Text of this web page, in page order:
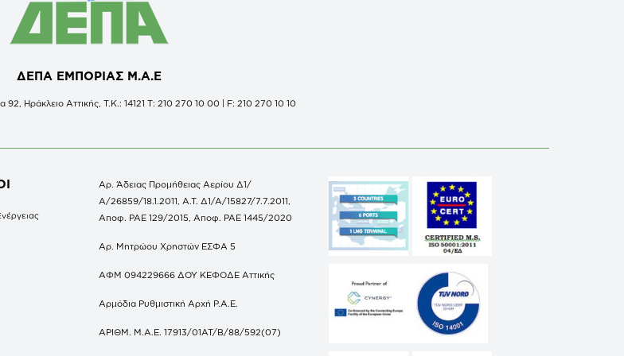
ΔΕΠΑ ΕΜΠΟΡΙΑΣ Μ.Α.Ε
92, Ηράκλειο Αττικής, Τ.Κ.: 14121 Τ: 210 270 10 00 | F: 210 270 10 10
Αρ. Άδειας Προμήθειας Αερίου Δ1/
Α/26859/18.1.2011, Α.Τ. Δ1/Α/15827/7.7.2011,
Αποφ. ΡΑΕ 129/2015, Αποφ. ΡΑΕ 1445/2020
Αρ. Μητρώου Χρηστών ΕΣΦΑ 5
ΑΦΜ 094229666 ΔΟΥ ΚΕΦΟΔΕ Αττικής
Αρμόδια Ρυθμιστική Αρχή Ρ.Α.Ε.
ΑΡΙΘΜ. Μ.Α.Ε. 17913/01ΑΤ/Β/88/592(07)